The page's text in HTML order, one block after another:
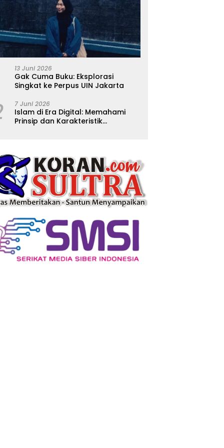
13 Juni 2026
Gak Cuma Buku: Eksplorasi
Singkat ke Perpus UIN Jakarta
7 Juni 2026
Islam di Era Digital: Memahami
Prinsip dan Karakteristik